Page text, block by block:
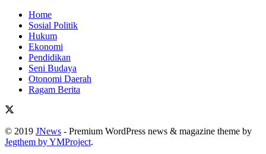
Home
Sosial Politik
Hukum
Ekonomi
Pendidikan
Seni Budaya
Otonomi Daerah
Ragam Berita
© 2019 JNews - Premium WordPress news & magazine theme by
Jegthem by YMProject.